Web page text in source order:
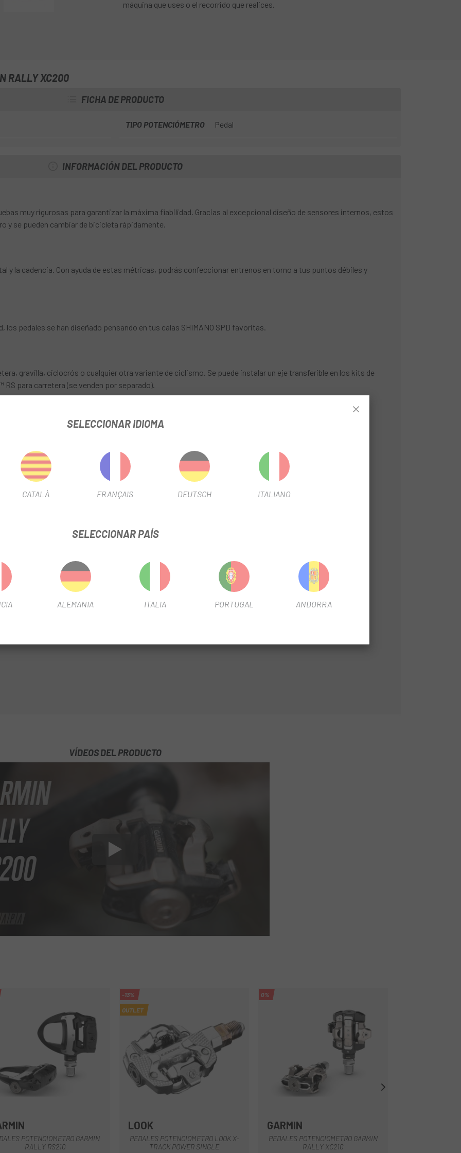
máquina que uses o el recorrido que realices.
RALLY XC200
FICHA DE PRODUCTO
TIPO POTENCIÓMETRO Pedal
INFORMACIÓN DEL PRODUCTO
muy rigurosas para garantizar la máxima fiabilidad. Gracias al excepcional diseño de sensores internos, estos
y se pueden cambiar de bicicleta rápidamente.
y la cadencia. Con ayuda de estas métricas, podrás confeccionar entrenos en torno a tus puntos débiles y
los pedales se han diseñado pensando en tus calas SHIMANO SPD favoritas.
gravilla, ciclocrós o cualquier otra variante de ciclismo. Se puede instalar un eje transferible en los kits de
RS para carretera (se venden por separado).
y sesiones de entreno más largas gracias a las hasta 120 horas de autonomía.
y la derecha para conocer mejor tu simetría de pedaleo y saber cómo desarrollas la potencia.
pila LR44)
VÍDEOS DEL PRODUCTO
POTENCIOMETRO GARMIN
RALLY RS210
-13%
OUTLET
LOOK
PEDALES POTENCIOMETRO LOOK X-
TRACK POWER SINGLE
0%
GARMIN
PEDALES POTENCIOMETRO GARMIN
RALLY XC210
SELECCIONAR IDIOMA
CATALÀ FRANÇAIS DEUTSCH ITALIANO
SELECCIONAR PAÍS
ALEMANIA ITALIA PORTUGAL ANDORRA